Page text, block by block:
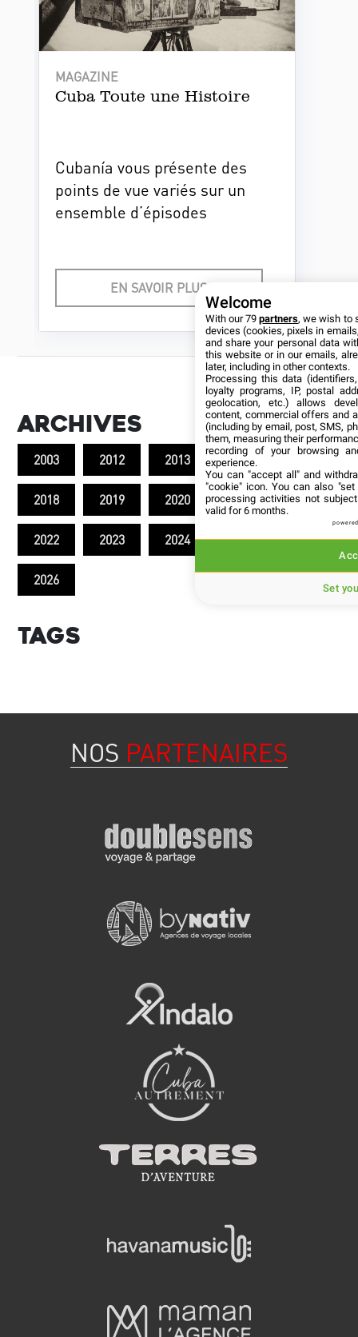
MAGAZINE
Cuba Toute une Histoire
Cubanía vous présente des
points de vue variés sur un
ensemble d’épisodes
les curieux qui souhaitent
comprendre la Cuba
contemporaine en explorant
EN SAVOIR PLUS
Archives
2003 2012 2013 2017
2018 2019 2020 2021
2022 2023 2024 2025
2026
Tags
NOS PARTENAIRES
Welcome
With our 79partners, we wish to
devices (cookies, pixels in
and share your personal data
this website or in our emails,
later, including in other contexts.
Processing this data
loyalty programs, IP, postal
geolocation, etc.) allows
content, commercial offers and
(including by email, post, SMS,
them, measuring their
recording of your browsing
experience.
You can "accept all" and
"cookie" icon. You can also
processing activities not
valid for 6 months.
Set